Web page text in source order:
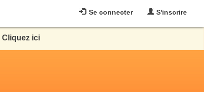
Se connecter S'inscrire
Cliquez ici